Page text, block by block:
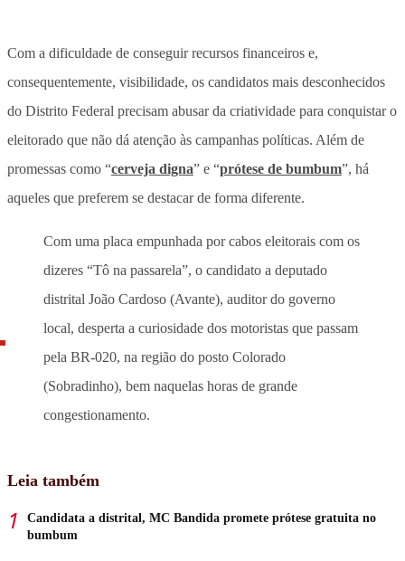
Com a dificuldade de conseguir recursos financeiros e,
consequentemente, visibilidade, os candidatos mais desconhecidos
do Distrito Federal precisam abusar da criatividade para conquistar o
eleitorado que não dá atenção às campanhas políticas. Além de
promessas como “cerveja digna” e “prótese de bumbum”, há
aqueles que preferem se destacar de forma diferente.
Com uma placa empunhada por cabos eleitorais com os
dizeres “Tô na passarela”, o candidato a deputado
distrital João Cardoso (Avante), auditor do governo
local, desperta a curiosidade dos motoristas que passam
pela BR-020, na região do posto Colorado
(Sobradinho), bem naquelas horas de grande
congestionamento.
Leia também
Candidata a distrital, MC Bandida promete prótese gratuita no
bumbum